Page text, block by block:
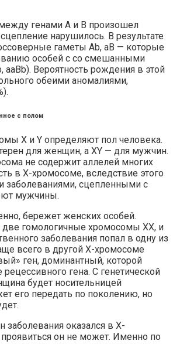
генами A и B произошел
нарушилось. В результате
гаметы Ab, aB — которые
особей с со смешанными
aaBb). Вероятность рождения в этой
обеими аномалиями,
с полом
X и Y определяют пол человека.
для женщин, а XY — для мужчин.
не содержит аллелей многих
в X-хромосоме, вследствие этого
заболеваниями, сцепленными с
мужчины.
бережет женских особей.
гомологичные хромосомы XX, и
заболевания попал в одну из
всего в другой X-хромосоме
ген, доминантный, которой
рецессивного гена. С генетической
будет носительницей
его передать по поколению, но
заболевания оказался в X-
он не может. Именно по